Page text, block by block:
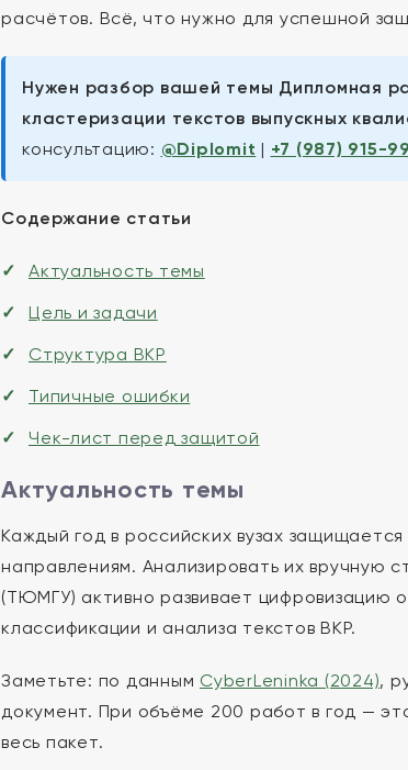
расчётов. Всё, что нужно для успешной
Нужен разбор вашей темы Дипломная
кластеризации текстов выпускных
консультацию: @Diplomit | +7 (987) 915-
Содержание статьи
Актуальность темы
Цель и задачи
Структура ВКР
Типичные ошибки
Чек-лист перед защитой
Актуальность темы
Каждый год в российских вузах
направлениям. Анализировать их вручную
(ТЮМГУ) активно развивает цифровизацию
классификации и анализа текстов ВКР.
Заметьте: по данным CyberLeninka (2024),
документ. При объёме 200 работ в год —
весь пакет.